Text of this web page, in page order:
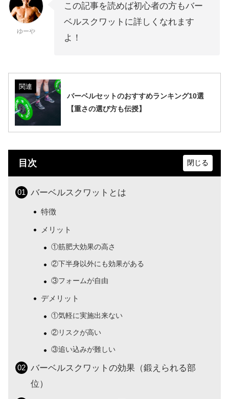
ゆーや
この記事を読めば初心者の方もバー
ベルスクワットに詳しくなれます
よ！
関連
バーベルセットのおすすめランキング10選
【重さの選び方も伝授】
目次
バーベルスクワットとは
特徴
メリット
①筋肥大効果の高さ
②下半身以外にも効果がある
③フォームが自由
デメリット
①気軽に実施出来ない
②リスクが高い
③追い込みが難しい
バーベルスクワットの効果（鍛えられる部
位）